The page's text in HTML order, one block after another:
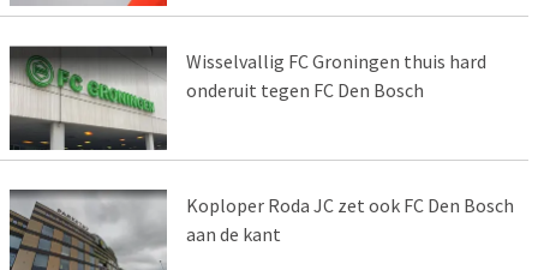
Wisselvallig FC Groningen thuis hard
onderuit tegen FC Den Bosch
Koploper Roda JC zet ook FC Den Bosch
aan de kant